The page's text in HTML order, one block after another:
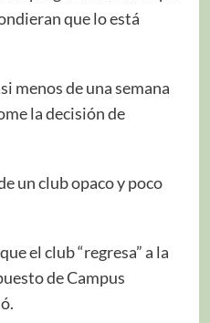
que lo está
menos de una semana
la decisión de
un club opaco y poco
el club “regresa” a la
de Campus